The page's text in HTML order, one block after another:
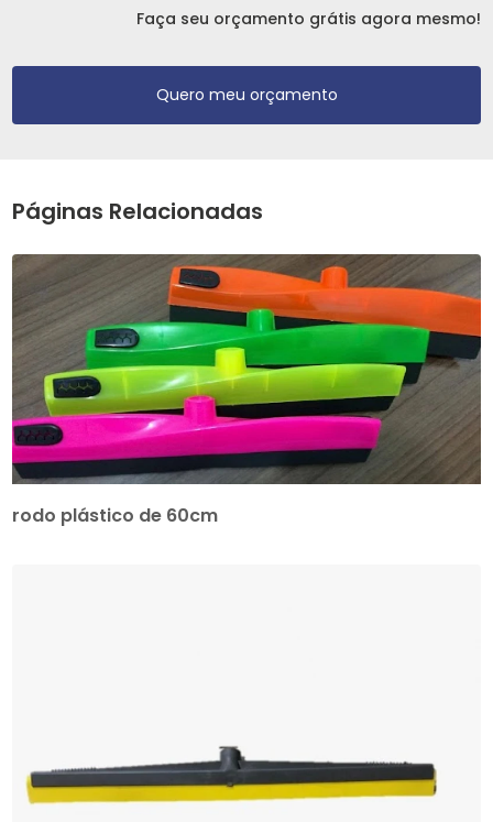
Faça seu orçamento grátis agora mesmo!
Quero meu orçamento
Páginas Relacionadas
rodo plástico de 60cm